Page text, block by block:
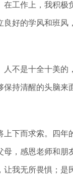
工作上，我积极
良好的学风和班
不是十全十美的
保持清醒的头脑
下而求索。四年
母，感恩老师和
让我无所畏惧；